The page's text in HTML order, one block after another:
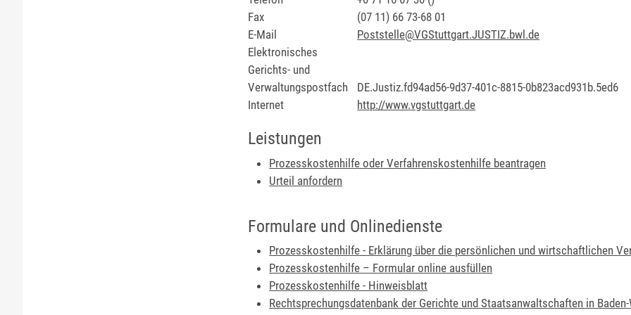
Fax
(07 11) 66 73-68 01
E-Mail
Poststelle@VGStuttgart.JUSTIZ.bwl.de
Elektronisches
Gerichts- und
Verwaltungspostfach
DE.Justiz.fd94ad56-9d37-401c-8815-0b823acd931b.5ed6
Internet
http://www.vgstuttgart.de
Leistungen
Prozesskostenhilfe oder Verfahrenskostenhilfe beantragen
Urteil anfordern
Formulare und Onlinedienste
Prozesskostenhilfe - Erklärung über die persönlichen und wirtschaftlichen
Prozesskosten­hilfe – Formular online ausfüllen
Prozesskostenhilfe - Hinweisblatt
Rechtsprechungsdatenbank der Gerichte und Staatsanwaltschaften in